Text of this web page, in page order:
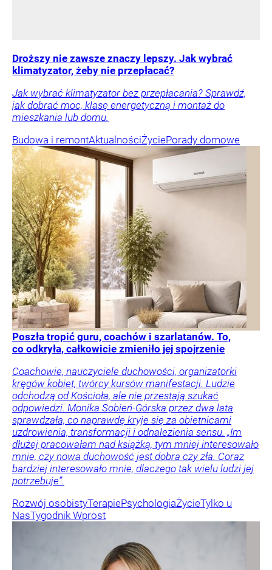
Droższy nie zawsze znaczy lepszy. Jak wybrać
klimatyzator, żeby nie przepłacać?
Jak wybrać klimatyzator bez przepłacania? Sprawdź,
jak dobrać moc, klasę energetyczną i montaż do
mieszkania lub domu.
Budowa i remontAktualnościŻyciePorady domowe
Poszła tropić guru, coachów i szarlatanów. To,
co odkryła, całkowicie zmieniło jej spojrzenie
Coachowie, nauczyciele duchowości, organizatorki
kręgów kobiet, twórcy kursów manifestacji. Ludzie
odchodzą od Kościoła, ale nie przestają szukać
odpowiedzi. Monika Sobień-Górska przez dwa lata
sprawdzała, co naprawdę kryje się za obietnicami
uzdrowienia, transformacji i odnalezienia sensu. „Im
dłużej pracowałam nad książką, tym mniej interesowało
mnie, czy nowa duchowość jest dobra czy zła. Coraz
bardziej interesowało mnie, dlaczego tak wielu ludzi jej
potrzebuje”.
Rozwój osobistyTerapiePsychologiaŻycieTylko u
NasTygodnik Wprost